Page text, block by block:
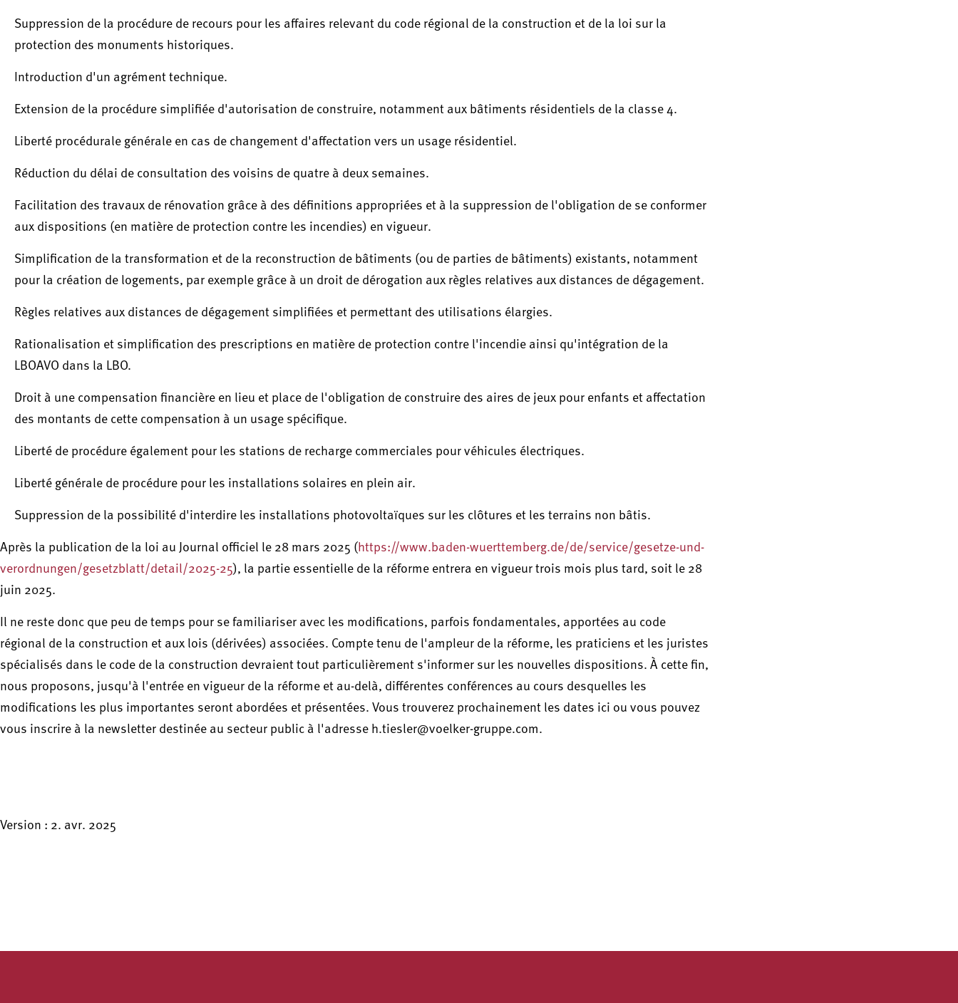
Suppression de la procédure de recours pour les affaires relevant du code régional de la construction et de la loi sur la
protection des monuments historiques.
Introduction d'un agrément technique.
Extension de la procédure simplifiée d'autorisation de construire, notamment aux bâtiments résidentiels de la classe 4.
Liberté procédurale générale en cas de changement d'affectation vers un usage résidentiel.
Réduction du délai de consultation des voisins de quatre à deux semaines.
Facilitation des travaux de rénovation grâce à des définitions appropriées et à la suppression de l'obligation de se conformer
aux dispositions (en matière de protection contre les incendies) en vigueur.
Simplification de la transformation et de la reconstruction de bâtiments (ou de parties de bâtiments) existants, notamment
pour la création de logements, par exemple grâce à un droit de dérogation aux règles relatives aux distances de dégagement.
Règles relatives aux distances de dégagement simplifiées et permettant des utilisations élargies.
Rationalisation et simplification des prescriptions en matière de protection contre l'incendie ainsi qu'intégration de la
LBOAVO dans la LBO.
Droit à une compensation financière en lieu et place de l'obligation de construire des aires de jeux pour enfants et affectation
des montants de cette compensation à un usage spécifique.
Liberté de procédure également pour les stations de recharge commerciales pour véhicules électriques.
Liberté générale de procédure pour les installations solaires en plein air.
Suppression de la possibilité d'interdire les installations photovoltaïques sur les clôtures et les terrains non bâtis.
Après la publication de la loi au Journal officiel le 28 mars 2025 (https://www.baden-wuerttemberg.de/de/service/gesetze-und-
verordnungen/gesetzblatt/detail/2025-25), la partie essentielle de la réforme entrera en vigueur trois mois plus tard, soit le 28
juin 2025.
Il ne reste donc que peu de temps pour se familiariser avec les modifications, parfois fondamentales, apportées au code
régional de la construction et aux lois (dérivées) associées. Compte tenu de l'ampleur de la réforme, les praticiens et les juristes
spécialisés dans le code de la construction devraient tout particulièrement s'informer sur les nouvelles dispositions. À cette fin,
nous proposons, jusqu'à l'entrée en vigueur de la réforme et au-delà, différentes conférences au cours desquelles les
modifications les plus importantes seront abordées et présentées. Vous trouverez prochainement les dates ici ou vous pouvez
vous inscrire à la newsletter destinée au secteur public à l'adresse h.tiesler@voelker-gruppe.com.
Version : 2. avr. 2025